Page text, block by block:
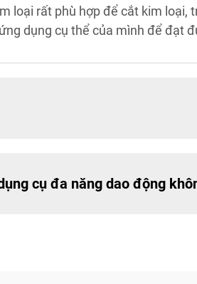
loại rất phù hợp để cắt kim loại,
dụng cụ thể của mình để đạt
cụ đa năng dao động